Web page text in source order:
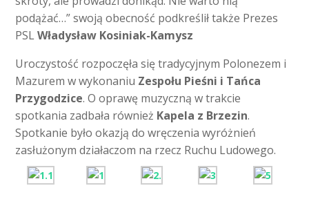
podążać…” swoją obecność podkreślił także Prezes
PSLWładysław Kosiniak-Kamysz
Uroczystość rozpoczęła się tradycyjnym Polonezem i
Mazurem w wykonaniu Zespołu Pieśni i Tańca
Przygodzice. O oprawę muzyczną w trakcie
spotkania zadbała również Kapela z Brzezin.
Spotkanie było okazją do wręczenia wyróżnień
zasłużonym działaczom na rzecz Ruchu Ludowego.